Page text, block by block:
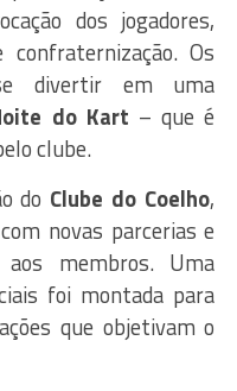
dos jogadores,
Os
divertir em uma
do Kart – que é
clube.
do Clube do Coelho,
novas parcerias e
membros. Uma
foi montada para
que objetivam o